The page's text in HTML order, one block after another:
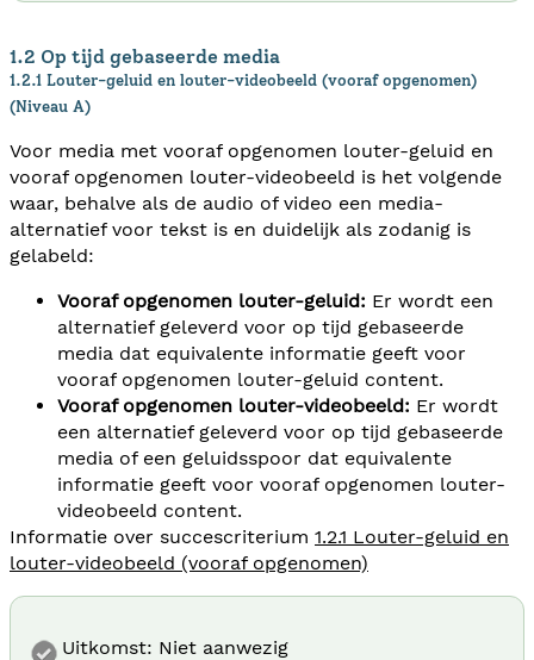
1.2 Op tijd gebaseerde media
1.2.1 Louter-geluid en louter-videobeeld (vooraf opgenomen)
(Niveau A)
Voor media met vooraf opgenomen louter-geluid en
vooraf opgenomen louter-videobeeld is het volgende
waar, behalve als de audio of video een media-
alternatief voor tekst is en duidelijk als zodanig is
gelabeld:
Vooraf opgenomen louter-geluid: Er wordt een
alternatief geleverd voor op tijd gebaseerde
media dat equivalente informatie geeft voor
vooraf opgenomen louter-geluid content.
Vooraf opgenomen louter-videobeeld: Er wordt
een alternatief geleverd voor op tijd gebaseerde
media of een geluidsspoor dat equivalente
informatie geeft voor vooraf opgenomen louter-
videobeeld content.
Informatie over succescriterium 1.2.1 Louter-geluid en
louter-videobeeld (vooraf opgenomen)
Uitkomst: Niet aanwezig